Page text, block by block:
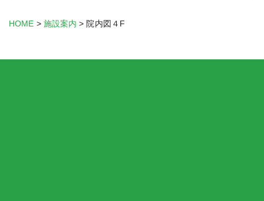
HOME > 施設案内 > 院内図４F